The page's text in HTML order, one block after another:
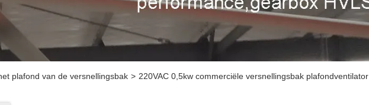
plafond van de versnellingsbak > 220VAC 0,5kw commerciële versnellingsbak plafondventilator